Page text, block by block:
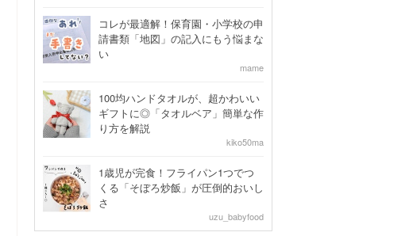
コレが最適解！保育園・小学校の申
請書類「地図」の記入にもう悩まな
い
mame
100均ハンドタオルが、超かわいい
ギフトに◎「タオルベア」簡単な作
り方を解説
kiko50ma
1歳児が完食！フライパン1つでつ
くる「そぼろ炒飯」が圧倒的おいし
さ
uzu_babyfood